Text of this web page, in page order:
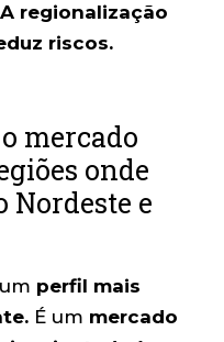
A regionalização
riscos.
mercado
onde
Nordeste e
perfil mais
É um mercado